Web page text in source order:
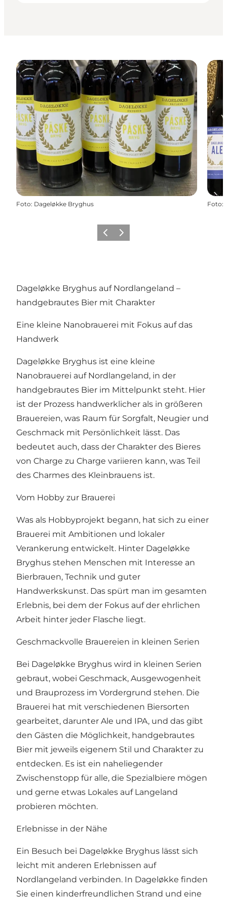
Foto: Dageløkke Bryghus Foto:
ZurückWeiter
Dageløkke Bryghus auf Nordlangeland –
handgebrautes Bier mit Charakter
Eine kleine Nanobrauerei mit Fokus auf das
Handwerk
Dageløkke Bryghus ist eine kleine
Nanobrauerei auf Nordlangeland, in der
handgebrautes Bier im Mittelpunkt steht. Hier
ist der Prozess handwerklicher als in größeren
Brauereien, was Raum für Sorgfalt, Neugier und
Geschmack mit Persönlichkeit lässt. Das
bedeutet auch, dass der Charakter des Bieres
von Charge zu Charge variieren kann, was Teil
des Charmes des Kleinbrauens ist.
Vom Hobby zur Brauerei
Was als Hobbyprojekt begann, hat sich zu einer
Brauerei mit Ambitionen und lokaler
Verankerung entwickelt. Hinter Dageløkke
Bryghus stehen Menschen mit Interesse an
Bierbrauen, Technik und guter
Handwerkskunst. Das spürt man im gesamten
Erlebnis, bei dem der Fokus auf der ehrlichen
Arbeit hinter jeder Flasche liegt.
Geschmackvolle Brauereien in kleinen Serien
Bei Dageløkke Bryghus wird in kleinen Serien
gebraut, wobei Geschmack, Ausgewogenheit
und Brauprozess im Vordergrund stehen. Die
Brauerei hat mit verschiedenen Biersorten
gearbeitet, darunter Ale und IPA, und das gibt
den Gästen die Möglichkeit, handgebrautes
Bier mit jeweils eigenem Stil und Charakter zu
entdecken. Es ist ein naheliegender
Zwischenstopp für alle, die Spezialbiere mögen
und gerne etwas Lokales auf Langeland
probieren möchten.
Erlebnisse in der Nähe
Ein Besuch bei Dageløkke Bryghus lässt sich
leicht mit anderen Erlebnissen auf
Nordlangeland verbinden. In Dageløkke finden
Sie einen kinderfreundlichen Strand und eine